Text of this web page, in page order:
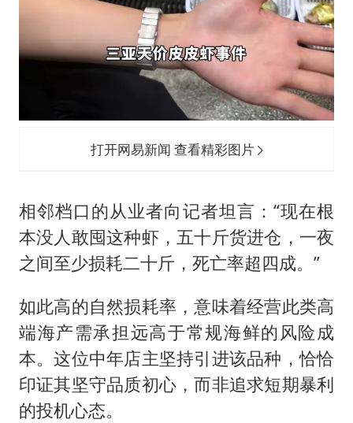
打开网易新闻 查看精彩图片
相邻档口的从业者向记者坦言：“现在根
本没人敢囤这种虾，五十斤货进仓，一夜
之间至少损耗二十斤，死亡率超四成。”
如此高的自然损耗率，意味着经营此类高
端海产需承担远高于常规海鲜的风险成
本。这位中年店主坚持引进该品种，恰恰
印证其坚守品质初心，而非追求短期暴利
的投机心态。